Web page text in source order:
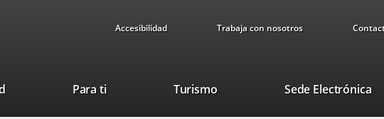
Accesibilidad Trabaja con nosotros
Para ti TurismoEste
Sede Electrónica